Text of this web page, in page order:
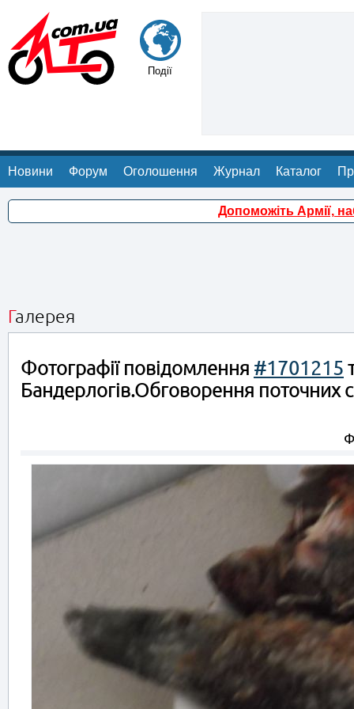
Події
Новини Форум Оголошення Журнал Каталог
Допоможіть Армії,
Галерея
Фотографії повідомлення #1701215
Бандерлогів.Обговорення поточних